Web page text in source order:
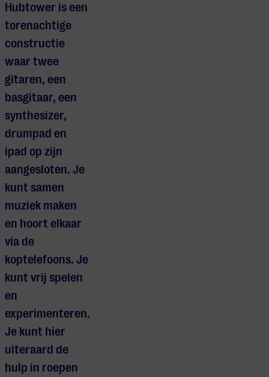
Hubtower is een
torenachtige
constructie
waar twee
gitaren, een
basgitaar, een
synthesizer,
drumpad en
ipad op zijn
aangesloten. Je
kunt samen
muziek maken
en hoort elkaar
via de
koptelefoons. Je
kunt vrij spelen
en
experimenteren.
Je kunt hier
uiteraard de
hulp in roepen